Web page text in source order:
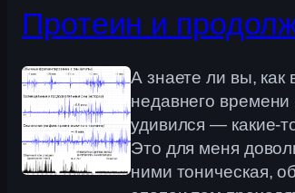
Протеин и
А знаете ли вы, как
недавнего
удивился — какие-
Это для меня
ними тоническая,